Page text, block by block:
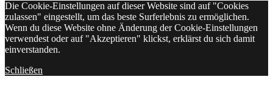
Die Cookie-Einstellungen auf dieser Website sind auf "Cookies
zulassen" eingestellt, um das beste Surferlebnis zu ermöglichen.
Wenn du diese Website ohne Änderung der Cookie-Einstellungen
verwendest oder auf "Akzeptieren" klickst, erklärst du sich damit
einverstanden.
Schließen